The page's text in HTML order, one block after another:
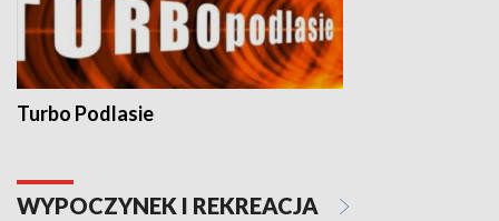
Turbo Podlasie
WYPOCZYNEK I REKREACJA